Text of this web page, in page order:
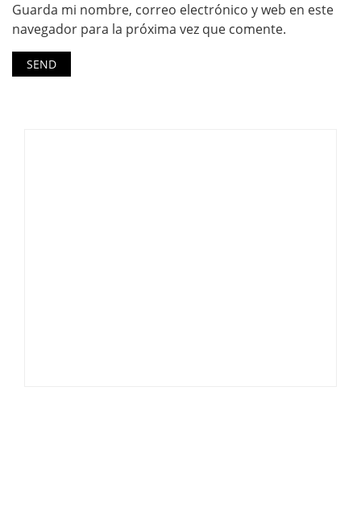
Guarda mi nombre, correo electrónico y web en este
navegador para la próxima vez que comente.